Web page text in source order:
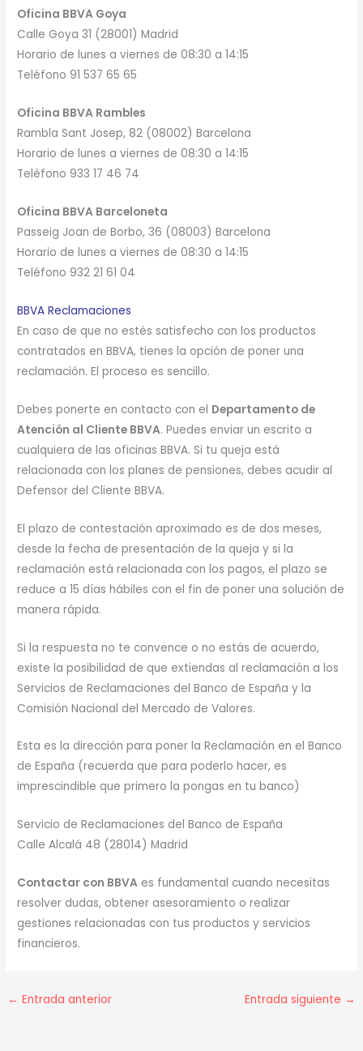
Oficina BBVA Goya
Calle Goya 31 (28001) Madrid
Horario de lunes a viernes de 08:30 a 14:15
Teléfono 91 537 65 65
Oficina BBVA Rambles
Rambla Sant Josep, 82 (08002) Barcelona
Horario de lunes a viernes de 08:30 a 14:15
Teléfono 933 17 46 74
Oficina BBVA Barceloneta
Passeig Joan de Borbo, 36 (08003) Barcelona
Horario de lunes a viernes de 08:30 a 14:15
Teléfono 932 21 61 04
BBVA Reclamaciones
En caso de que no estés satisfecho con los productos
contratados en BBVA, tienes la opción de poner una
reclamación. El proceso es sencillo.
Debes ponerte en contacto con el Departamento de
Atención al Cliente BBVA. Puedes enviar un escrito a
cualquiera de las oficinas BBVA. Si tu queja está
relacionada con los planes de pensiones, debes acudir al
Defensor del Cliente BBVA.
El plazo de contestación aproximado es de dos meses,
desde la fecha de presentación de la queja y si la
reclamación está relacionada con los pagos, el plazo se
reduce a 15 días hábiles con el fin de poner una solución de
manera rápida.
Si la respuesta no te convence o no estás de acuerdo,
existe la posibilidad de que extiendas al reclamación a los
Servicios de Reclamaciones del Banco de España y la
Comisión Nacional del Mercado de Valores.
Esta es la dirección para poner la Reclamación en el Banco
de España (recuerda que para poderlo hacer, es
imprescindible que primero la pongas en tu banco)
Servicio de Reclamaciones del Banco de España
Calle Alcalá 48 (28014) Madrid
Contactar con BBVA es fundamental cuando necesitas
resolver dudas, obtener asesoramiento o realizar
gestiones relacionadas con tus productos y servicios
financieros.
← Entrada anterior Entrada siguiente →